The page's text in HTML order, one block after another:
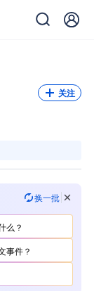
关注
换一批
么？
事件？